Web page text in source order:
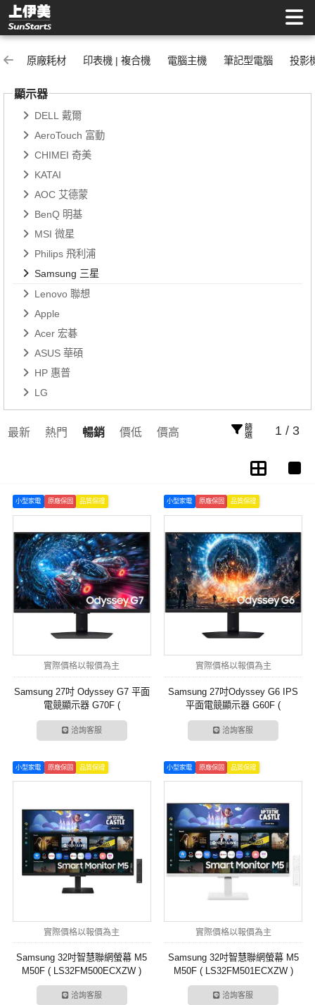
Samsung 三星 | 上伊美辦公用品網
原廠耗材 印表機 | 複合機 電腦主機 筆記型電腦 投影
顯示器
DELL 戴爾
AeroTouch 富動
CHIMEI 奇美
KATAI
AOC 艾德蒙
BenQ 明基
MSI 微星
Philips 飛利浦
Samsung 三星
Lenovo 聯想
Apple
Acer 宏碁
ASUS 華碩
HP 惠普
LG
最新 熱門 暢銷 價低 價高 篩選 1 / 3
小型家電 原廠保固 品質保證
實際價格以報價為主
Samsung 27吋 Odyssey G7 平面
電競顯示器 G70F (
LS27FG706ECXZW )
洽詢客服
小型家電 原廠保固 品質保證
實際價格以報價為主
Samsung 27吋Odyssey G6 IPS
平面電競顯示器 G60F (
LS27FG606ECXZW )
洽詢客服
小型家電 原廠保固 品質保證
實際價格以報價為主
Samsung 32吋智慧聯網螢幕 M5
M50F ( LS32FM500ECXZW )
洽詢客服
小型家電 原廠保固 品質保證
實際價格以報價為主
Samsung 32吋智慧聯網螢幕 M5
M50F ( LS32FM501ECXZW )
洽詢客服